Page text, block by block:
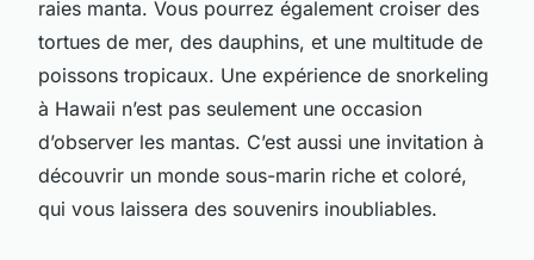
raies manta. Vous pourrez également croiser des
tortues de mer, des dauphins, et une multitude de
poissons tropicaux. Une expérience de snorkeling
à Hawaii n’est pas seulement une occasion
d’observer les mantas. C’est aussi une invitation à
découvrir un monde sous-marin riche et coloré,
qui vous laissera des souvenirs inoubliables.